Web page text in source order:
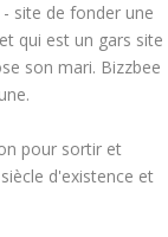
site de fonder une
qui est un gars site
son mari. Bizzbee
pour sortir et
d'existence et